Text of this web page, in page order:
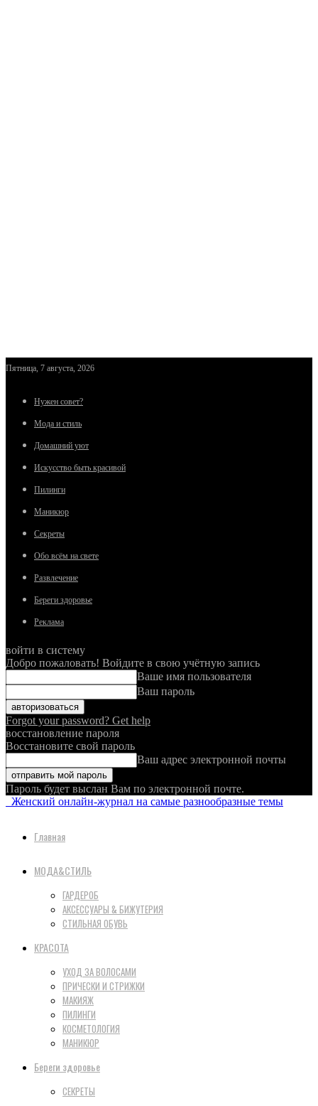
Пятница, 7 августа, 2026
Нужен совет?
Мода и стиль
Домашний уют
Искусство быть красивой
Пилинги
Маникюр
Секреты
Обо всём на свете
Развлечение
Береги здоровье
Реклама
войти в систему
Добро пожаловать! Войдите в свою учётную запись
Ваше имя пользователя
Ваш пароль
Forgot your password? Get help
восстановление пароля
Восстановите свой пароль
Ваш адрес электронной почты
Пароль будет выслан Вам по электронной почте.
Женский онлайн-журнал на самые разнообразные темы
Главная
МОДА&СТИЛЬ
ГАРДЕРОБ
АКСЕССУАРЫ & БИЖУТЕРИЯ
СТИЛЬНАЯ ОБУВЬ
КРАСОТА
УХОД ЗА ВОЛОСАМИ
ПРИЧЕСКИ И СТРИЖКИ
МАКИЯЖ
ПИЛИНГИ
КОСМЕТОЛОГИЯ
МАНИКЮР
Береги здоровье
СЕКРЕТЫ